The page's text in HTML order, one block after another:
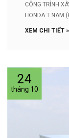
CÔNG TRÌNH
HONDA T NAM
XEM CHI TIẾT »
24
tháng 10